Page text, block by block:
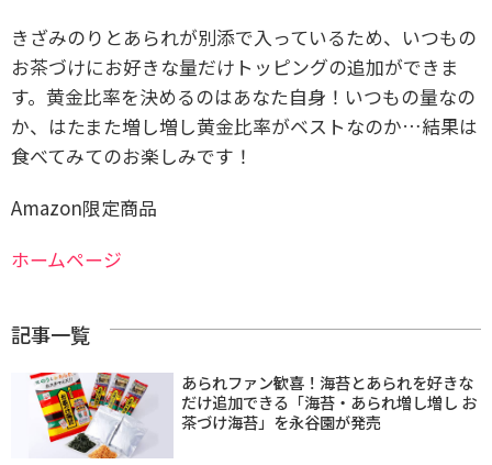
きざみのりとあられが別添で入っているため、いつもの
お茶づけにお好きな量だけトッピングの追加ができま
す。黄金比率を決めるのはあなた自身！いつもの量なの
か、はたまた増し増し黄金比率がベストなのか…結果は
食べてみてのお楽しみです！
Amazon限定商品
ホームページ
記事一覧
あられファン歓喜！海苔とあられを好きな
だけ追加できる「海苔・あられ増し増し お
茶づけ海苔」を永谷園が発売